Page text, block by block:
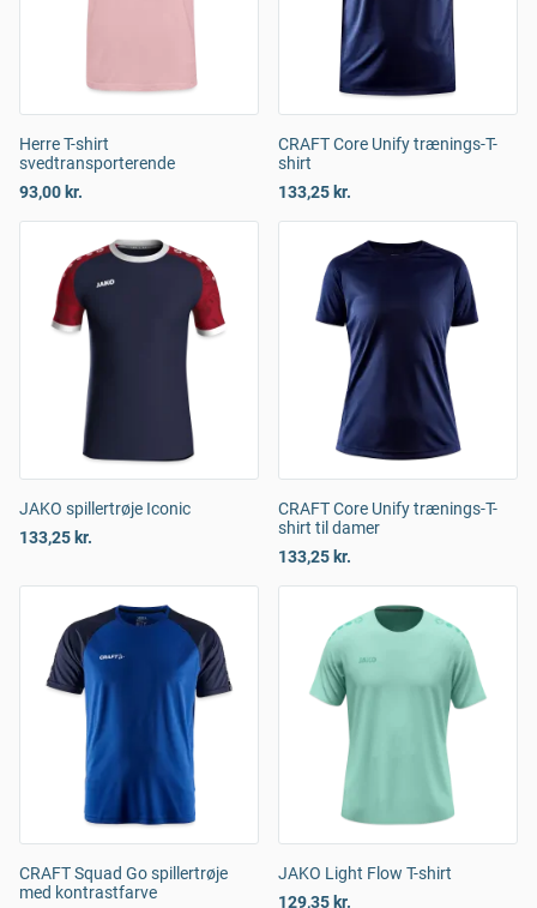
Herre T-shirt
svedtransporterende
93,00 kr.
CRAFT Core Unify trænings-T-
shirt
133,25 kr.
JAKO spillertrøje Iconic
133,25 kr.
CRAFT Core Unify trænings-T-
shirt til damer
133,25 kr.
CRAFT Squad Go spillertrøje
med kontrastfarve
JAKO Light Flow T-shirt
129,35 kr.